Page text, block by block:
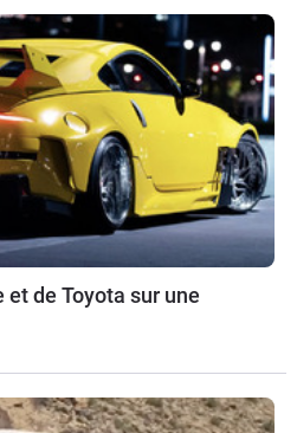
et de Toyota sur une